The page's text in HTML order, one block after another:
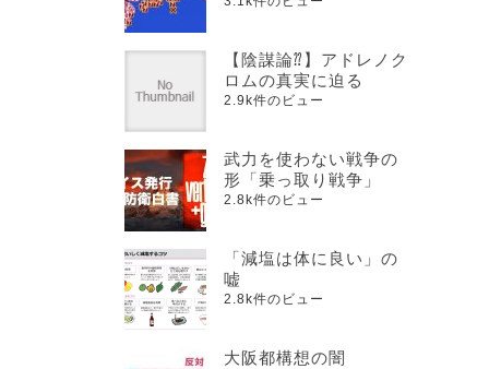
【陰謀論⁇】アドレノク
ロムの真実に迫る
2.9k件のビュー
武力を使わない戦争の
形「乗っ取り戦争」
2.8k件のビュー
「減塩は体に良い」の
嘘
2.8k件のビュー
大阪都構想の闇